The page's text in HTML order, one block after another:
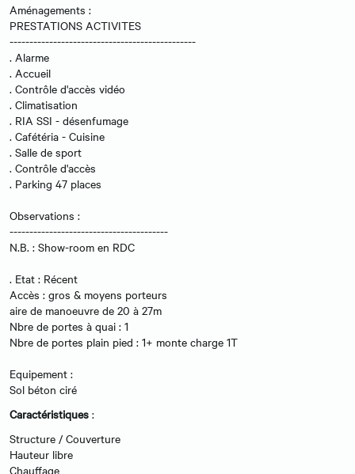
Aménagements :
PRESTATIONS ACTIVITES
-----------------------------------------------
. Alarme
. Accueil
. Contrôle d'accès vidéo
. Climatisation
. RIA SSI - désenfumage
. Cafétéria - Cuisine
. Salle de sport
. Contrôle d'accès
. Parking 47 places
Observations :
----------------------------------------
N.B. : Show-room en RDC
. Etat : Récent
Accès : gros & moyens porteurs
aire de manoeuvre de 20 à 27m
Nbre de portes à quai : 1
Nbre de portes plain pied : 1+ monte charge 1T
Equipement :
Sol béton ciré
Caractéristiques :
Structure / Couverture
Hauteur libre
Chauffage